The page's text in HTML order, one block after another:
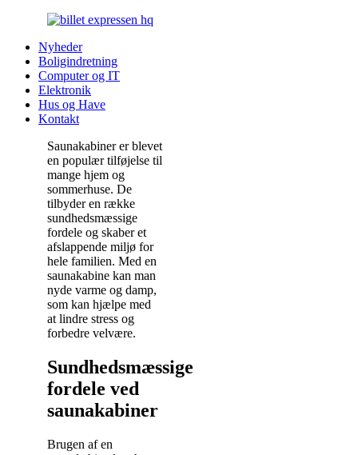
Nyheder
Boligindretning
Computer og IT
Elektronik
Hus og Have
Kontakt
Saunakabiner er blevet
en populær tilføjelse til
mange hjem og
sommerhuse. De
tilbyder en række
sundhedsmæssige
fordele og skaber et
afslappende miljø for
hele familien. Med en
saunakabine kan man
nyde varme og damp,
som kan hjælpe med
at lindre stress og
forbedre velvære.
Sundhedsmæssige
fordele ved
saunakabiner
Brugen af en